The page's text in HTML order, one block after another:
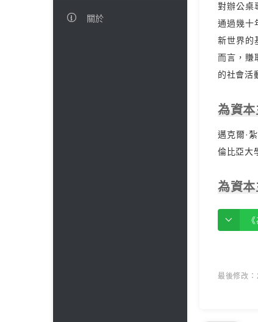
 關於
對辦公桌
通過幾十
新世界的
而言，賺
的社會活
為資
邁克爾·
倫比亞大
為資
最後修改